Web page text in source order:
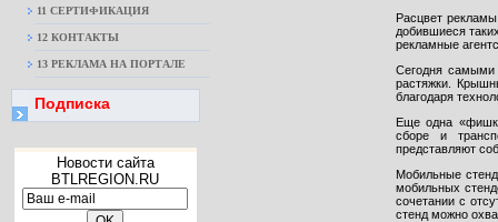
11 СЕРТИФИКАЦИЯ
12 КОНТАКТЫ
13 РЕКЛАМА НА ПОРТАЛЕ
Подписка
Новости сайта
BTLREGION.RU
Расцвет
добившиеся
рекламные
Сегодня самыми
растяжки.
благодаря
Еще одна
сборе и
представляют
Мобильные
мобильных
сочетании с
стенд можно